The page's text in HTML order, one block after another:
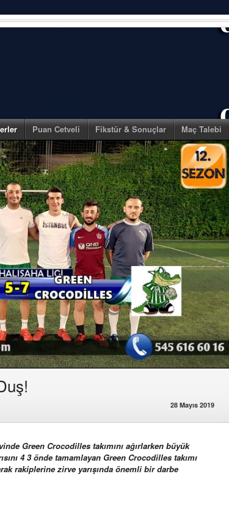
Puan Cetveli Fikstür & Sonuçlar Maç Talebi
28 Mayıs 2019
Green Crocodilles takımını ağırlarken büyük
4 3 önde tamamlayan Green Crocodilles takımı
rakiplerine zirve yarışında önemli bir darbe